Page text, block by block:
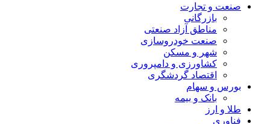
صنعت و تجارت
بازرگانی
مناطق آزاد صنعتی
صنعت خودروسازی
شهر و مسکن
کشاورزی و دامپروری
اقتصاد گردشگری
بورس و سهام
بانک و بیمه
طلا و ارز
فناوری